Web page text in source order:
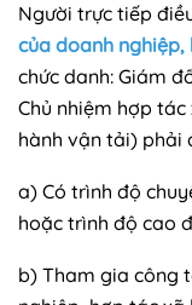
Người trực tiếp
của doanh nghiệp,
chức danh: Giám
Chủ nhiệm hợp
hành vận tải) phải
a) Có trình độ
hoặc trình độ cao
b) Tham gia công